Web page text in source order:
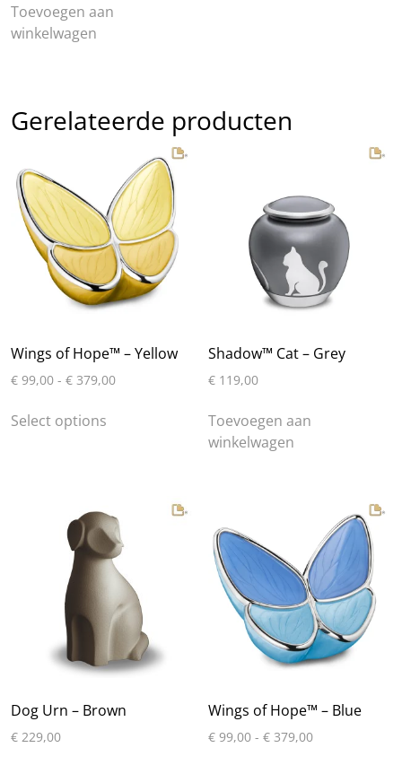
Toevoegen aan
winkelwagen
Gerelateerde producten
Wings of Hope™ – Yellow
€ 99,00 - € 379,00Prijsklasse:
Select options
Deze
optie
kan
gekozen
worden
op
productpagina
Shadow™ Cat – Grey
€ 119,00
Toevoegen aan
winkelwagen
Dog Urn – Brown
€ 229,00
Wings of Hope™ – Blue
€ 99,00 - € 379,00Prijsklasse: